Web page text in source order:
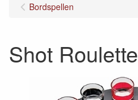
Bordspellen
Shot Roulette